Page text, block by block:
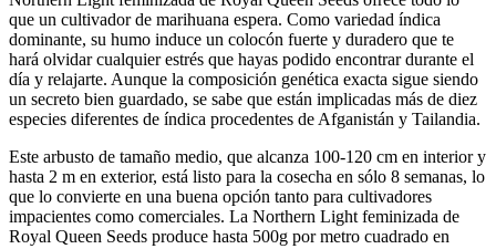
que un cultivador de marihuana espera. Como variedad índica
dominante, su humo induce un colocón fuerte y duradero que te
hará olvidar cualquier estrés que hayas podido encontrar durante el
día y relajarte. Aunque la composición genética exacta sigue siendo
un secreto bien guardado, se sabe que están implicadas más de diez
especies diferentes de índica procedentes de Afganistán y Tailandia.
Este arbusto de tamaño medio, que alcanza 100-120 cm en interior y
hasta 2 m en exterior, está listo para la cosecha en sólo 8 semanas, lo
que lo convierte en una buena opción tanto para cultivadores
impacientes como comerciales. La Northern Light feminizada de
Royal Queen Seeds produce hasta 500g por metro cuadrado en